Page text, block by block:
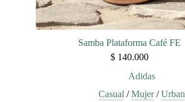
Samba Plataforma Café FE
$ 140.000
Adidas
Casual /Mujer/Urban